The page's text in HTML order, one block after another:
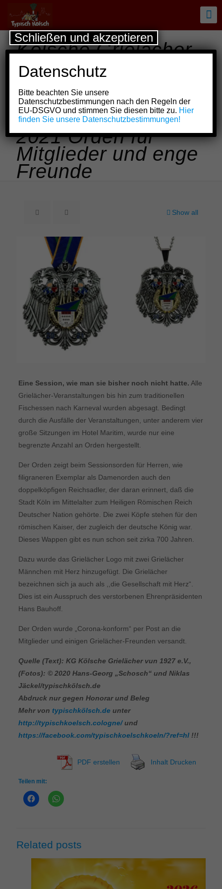
Kölsche Grielächer
verzichten auch
nicht in
veranstaltungsfreier
„Corona“-Session
2021 Orden für
Mitglieder und enge
Freunde
Show all
Eine Session, wie man sie bisher noch nicht hatte. Alle
Grielächer-Veranstaltungen bis hin zum traditionellen
Fischessen nach Karneval wurden abgesagt. Bedingt
durch die Ausfälle der Veranstaltungen, unter anderem vier
große Sitzungen im Hotel Maritim, wurde nur eine
begrenzte Anzahl an Orden hergestellt.
Der Orden zeigt beim Sessionsorden für Herren, wie
filigraneren Exemplar als Damenorden auch den
doppelköpfigen Reichsadler, der daran erinnert, daß die
Stadt Köln im Mittelalter zum Heiligen Römischen Reich
Deutscher Nation gehörte. Die zwei Köpfe stehen für den
römischen Kaiser, der zugleich der deutsche König war.
Dieses Wappen gibt es nun schon seit zirka 700 Jahren.
Dazu wurde das Grielächer Logo mit zwei Grielächer
Männchen mit Herz hinzugefügt. Die Grielächer
bezeichnen sich ja auch als ,,die Gesellschaft mit Herz“.
Dies ist ein Ausspruch des verstorbenen Ehrenpräsidenten
Hans Bauhoff.
Der Orden wurde „Corona-konform“ per Post an die
Mitglieder und einigen Grielächer-Freunden versandt.
Quelle (Text): KG Kölsche Grielächer vun 1927 e.V.,
(Fotos): © 2020 Hans-Georg „Schosch“ und Niklas
Jäckel/typischkölsch.de
Abdruck nur gegen Honorar und Beleg
Mehr von typischkölsch.deunter
http://typischkoelsch.cologne/und
https://facebook.com/typischkoelschkoeln/?ref=hl!!!
PDF erstellen Inhalt Drucken
Teilen mit:
Related posts
Datenschutz
Bitte beachten Sie unsere
Datenschutzbestimmungen nach den Regeln der
EU-DSGVO und stimmen Sie diesen bitte zu. Hier
finden Sie unsere Datenschutzbestimmungen!
Schließen und akzeptieren